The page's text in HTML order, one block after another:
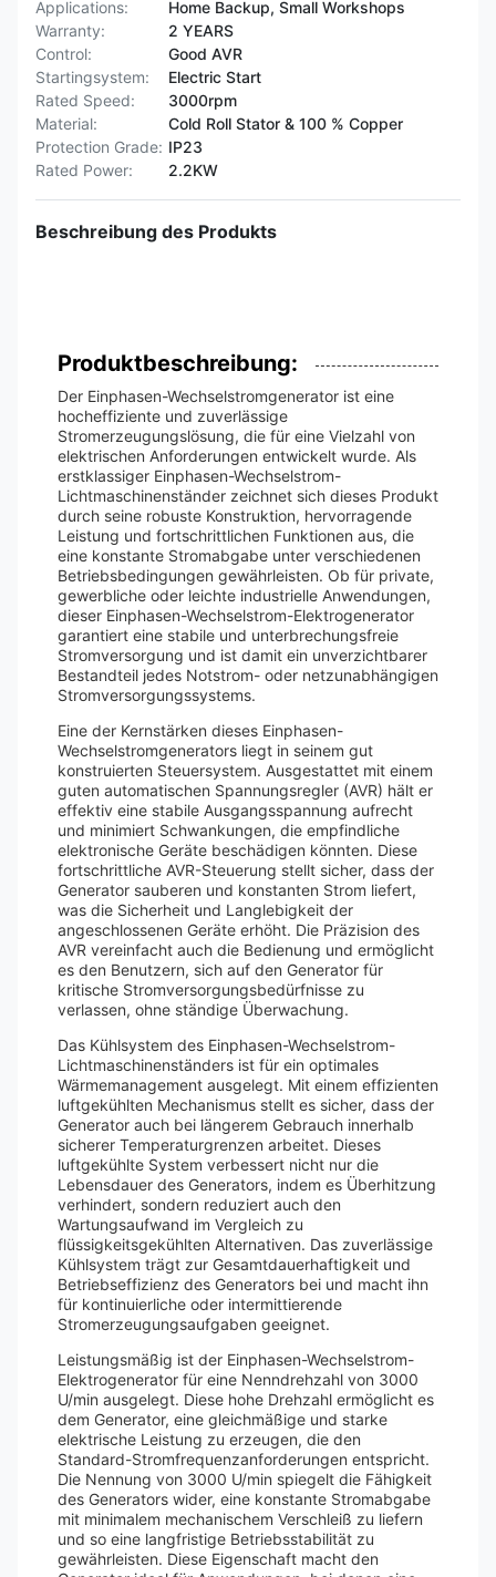
Applications:
Home Backup, Small Workshops
Warranty:
2 YEARS
Control:
Good AVR
Startingsystem:
Electric Start
Rated Speed:
3000rpm
Material:
Cold Roll Stator & 100 % Copper
Protection Grade: IP23
Rated Power:
2.2KW
Beschreibung des Produkts
Produktbeschreibung:
Der Einphasen-Wechselstromgenerator ist eine
hocheffiziente und zuverlässige
Stromerzeugungslösung, die für eine Vielzahl von
elektrischen Anforderungen entwickelt wurde. Als
erstklassiger Einphasen-Wechselstrom-
Lichtmaschinenständer zeichnet sich dieses Produkt
durch seine robuste Konstruktion, hervorragende
Leistung und fortschrittlichen Funktionen aus, die
eine konstante Stromabgabe unter verschiedenen
Betriebsbedingungen gewährleisten. Ob für private,
gewerbliche oder leichte industrielle Anwendungen,
dieser Einphasen-Wechselstrom-Elektrogenerator
garantiert eine stabile und unterbrechungsfreie
Stromversorgung und ist damit ein unverzichtbarer
Bestandteil jedes Notstrom- oder netzunabhängigen
Stromversorgungssystems.
Eine der Kernstärken dieses Einphasen-
Wechselstromgenerators liegt in seinem gut
konstruierten Steuersystem. Ausgestattet mit einem
guten automatischen Spannungsregler (AVR) hält er
effektiv eine stabile Ausgangsspannung aufrecht
und minimiert Schwankungen, die empfindliche
elektronische Geräte beschädigen könnten. Diese
fortschrittliche AVR-Steuerung stellt sicher, dass der
Generator sauberen und konstanten Strom liefert,
was die Sicherheit und Langlebigkeit der
angeschlossenen Geräte erhöht. Die Präzision des
AVR vereinfacht auch die Bedienung und ermöglicht
es den Benutzern, sich auf den Generator für
kritische Stromversorgungsbedürfnisse zu
verlassen, ohne ständige Überwachung.
Das Kühlsystem des Einphasen-Wechselstrom-
Lichtmaschinenständers ist für ein optimales
Wärmemanagement ausgelegt. Mit einem effizienten
luftgekühlten Mechanismus stellt es sicher, dass der
Generator auch bei längerem Gebrauch innerhalb
sicherer Temperaturgrenzen arbeitet. Dieses
luftgekühlte System verbessert nicht nur die
Lebensdauer des Generators, indem es Überhitzung
verhindert, sondern reduziert auch den
Wartungsaufwand im Vergleich zu
flüssigkeitsgekühlten Alternativen. Das zuverlässige
Kühlsystem trägt zur Gesamtdauerhaftigkeit und
Betriebseffizienz des Generators bei und macht ihn
für kontinuierliche oder intermittierende
Stromerzeugungsaufgaben geeignet.
Leistungsmäßig ist der Einphasen-Wechselstrom-
Elektrogenerator für eine Nenndrehzahl von 3000
U/min ausgelegt. Diese hohe Drehzahl ermöglicht es
dem Generator, eine gleichmäßige und starke
elektrische Leistung zu erzeugen, die den
Standard-Stromfrequenzanforderungen entspricht.
Die Nennung von 3000 U/min spiegelt die Fähigkeit
des Generators wider, eine konstante Stromabgabe
mit minimalem mechanischem Verschleiß zu liefern
und so eine langfristige Betriebsstabilität zu
gewährleisten. Diese Eigenschaft macht den